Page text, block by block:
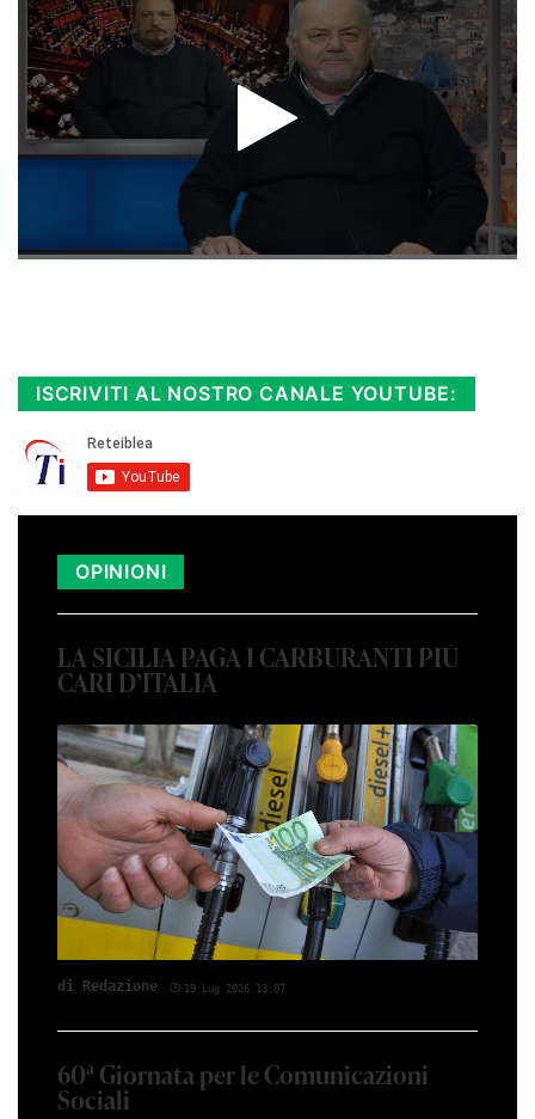
ISCRIVITI AL NOSTRO CANALE YOUTUBE:
OPINIONI
LA SICILIA PAGA I CARBURANTI PIÙ
CARI D’ITALIA
di Red­azio­ne 19 Lug 2026 13:07
60ª Giornata per le Comunicazioni
Sociali